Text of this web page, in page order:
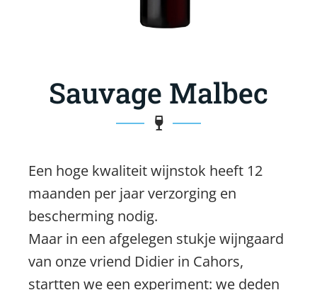
Sauvage Malbec
Een hoge kwaliteit wijnstok heeft 12
maanden per jaar verzorging en
bescherming nodig.
Maar in een afgelegen stukje wijngaard
van onze vriend Didier in Cahors,
startten we een experiment: we deden